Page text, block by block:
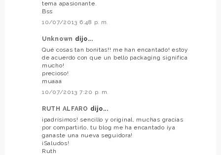
tema apasionante.
Bss
10/07/2013 6:48 p. m.
Unknown dijo...
Qué cosas tan bonitas!! me han encantado! estoy
de acuerdo con que un bello packaging significa
mucho!
precioso!
muaaa
10/07/2013 7:20 p. m.
RUTH ALFARO dijo...
¡padrísimos! sencillo y original, muchas gracias
por compartirlo, tu blog me ha encantado ¡ya
ganaste una nueva seguidora!
¡Saludos!
Ruth